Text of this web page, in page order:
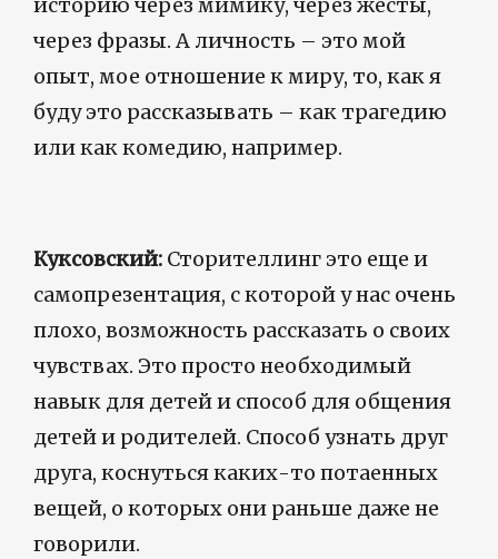
через фразы. А личность – это мой
опыт, мое отношение к миру, то, как я
буду это рассказывать – как трагедию
или как комедию, например.
Куксовский: Сторителлинг это еще и
самопрезентация, с которой у нас очень
плохо, возможность рассказать о своих
чувствах. Это просто необходимый
навык для детей и способ для общения
детей и родителей. Способ узнать друг
друга, коснуться каких-то потаенных
вещей, о которых они раньше даже не
говорили.